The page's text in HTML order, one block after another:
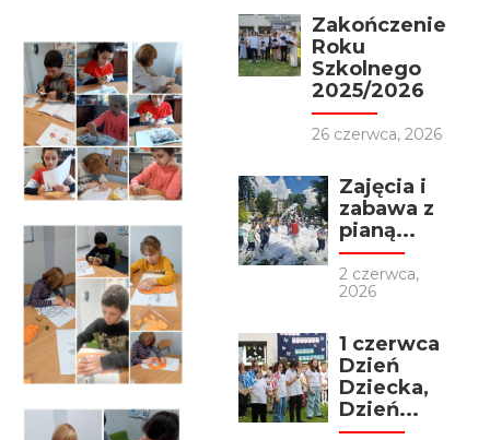
Zakończenie
Roku
Szkolnego
2025/2026
26 czerwca, 2026
Zajęcia i
zabawa z
pianą...
2 czerwca,
2026
1 czerwca
Dzień
Dziecka,
Dzień...